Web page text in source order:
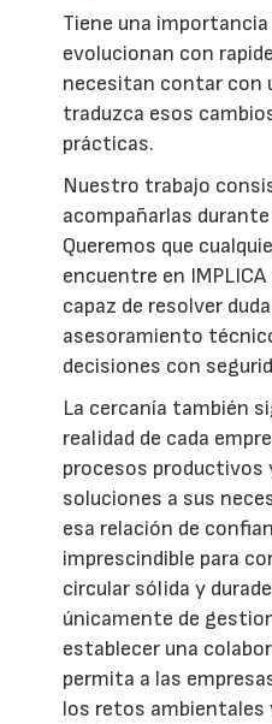
Tiene una
evolucionan con
necesitan contar con
traduzca esos
prácticas.
Nuestro trabajo
acompañarlas
Queremos que
encuentre en
capaz de resolver
asesoramiento
decisiones con
La cercanía también
realidad de cada
procesos productivos
soluciones a sus
esa relación de
imprescindible para
circular sólida y
únicamente de
establecer una
permita a las
los retos ambientales